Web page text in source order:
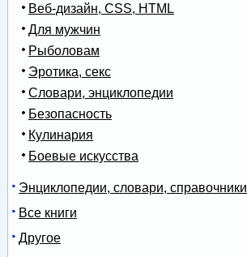
Веб-дизайн, CSS, HTML
Для мужчин
Рыболовам
Эротика, секс
Словари, энциклопедии
Безопасность
Кулинария
Боевые искусства
Энциклопедии, словари, справочники
Все книги
Другое